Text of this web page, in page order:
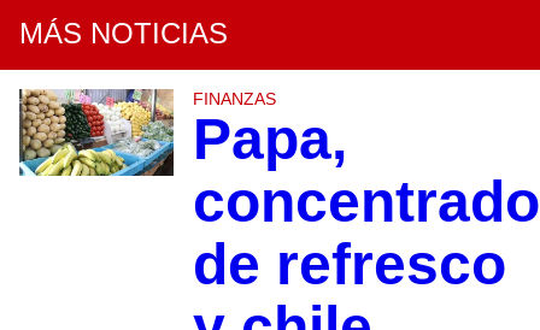
MÁS NOTICIAS
FINANZAS
Papa,
de refresco